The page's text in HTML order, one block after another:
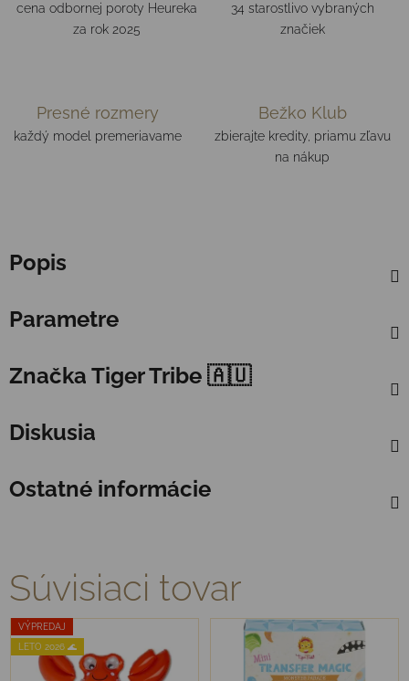
cena odbornej poroty Heureka
za rok 2025
34 starostlivo vybraných
značiek
Presné rozmery
každý model premeriavame
Bežko Klub
zbierajte kredity, priamu zľavu
na nákup
Popis
Parametre
Značka Tiger Tribe 🇦🇺
Diskusia
Ostatné informácie
Súvisiaci tovar
VÝPREDAJ
LETO 2026 🌊